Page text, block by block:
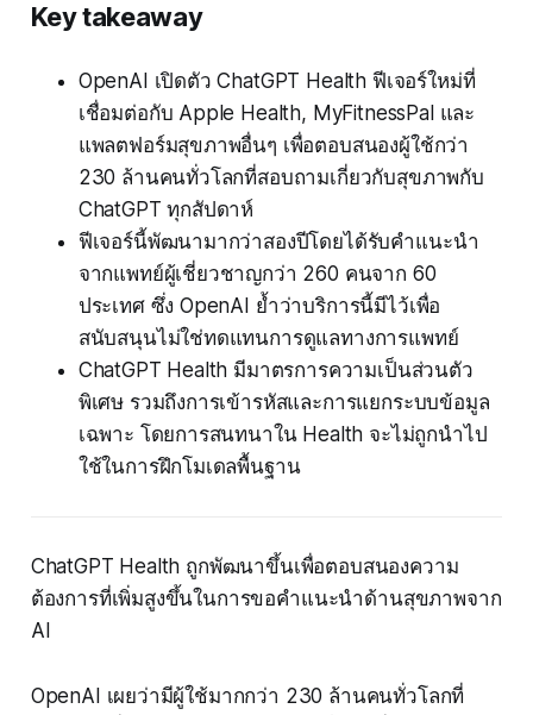
Key takeaway
OpenAI เปิดตัว ChatGPT Health ฟีเจอร์ใหม่ที่
เชื่อมต่อกับ Apple Health, MyFitnessPal และ
แพลตฟอร์มสุขภาพอื่นๆ เพื่อตอบสนองผู้ใช้กว่า
230 ล้านคนทั่วโลกที่สอบถามเกี่ยวกับสุขภาพกับ
ChatGPT ทุกสัปดาห์
ฟีเจอร์นี้พัฒนามากว่าสองปีโดยได้รับคำแนะนำ
จากแพทย์ผู้เชี่ยวชาญกว่า 260 คนจาก 60
ประเทศ ซึ่ง OpenAI ย้ำว่าบริการนี้มีไว้เพื่อ
สนับสนุนไม่ใช่ทดแทนการดูแลทางการแพทย์
ChatGPT Health มีมาตรการความเป็นส่วนตัว
พิเศษ รวมถึงการเข้ารหัสและการแยกระบบข้อมูล
เฉพาะ โดยการสนทนาใน Health จะไม่ถูกนำไป
ใช้ในการฝึกโมเดลพื้นฐาน
ChatGPT Health ถูกพัฒนาขึ้นเพื่อตอบสนองความ
ต้องการที่เพิ่มสูงขึ้นในการขอคำแนะนำด้านสุขภาพจาก
AI
OpenAI เผยว่ามีผู้ใช้มากกว่า 230 ล้านคนทั่วโลกที่